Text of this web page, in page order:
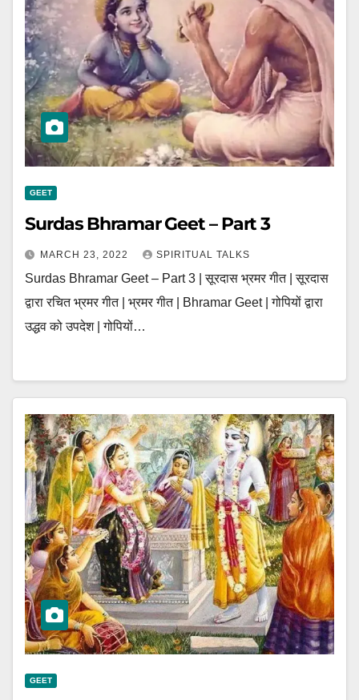
GEET
Surdas Bhramar Geet – Part 3
MARCH 23, 2022 SPIRITUAL TALKS
Surdas Bhramar Geet – Part 3 | सूरदास भ्रमर गीत | सूरदास
द्वारा रचित भ्रमर गीत | भ्रमर गीत | Bhramar Geet | गोपियों द्वारा
उद्धव को उपदेश | गोपियों…
GEET